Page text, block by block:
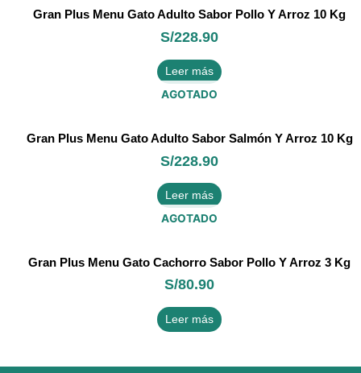
Gran Plus Menu Gato Adulto Sabor Pollo Y Arroz 10 Kg
S/228.90
Leer más
AGOTADO
Gran Plus Menu Gato Adulto Sabor Salmón Y Arroz 10 Kg
S/228.90
Leer más
AGOTADO
Gran Plus Menu Gato Cachorro Sabor Pollo Y Arroz 3 Kg
S/80.90
Leer más